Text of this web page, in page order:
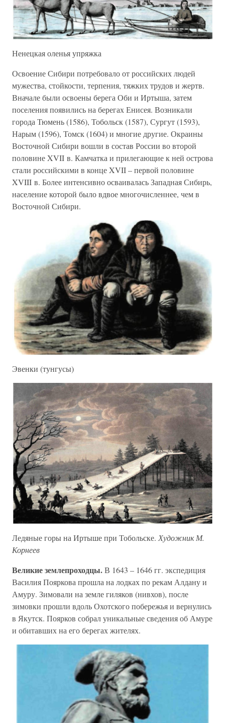
Ненецкая оленья упряжка
Освоение Сибири потребовало от российских людей
мужества, стойкости, терпения, тяжких трудов и жертв.
Вначале были освоены берега Оби и Иртыша, затем
поселения появились на берегах Енисея. Возникали
города Тюмень (1586), Тобольск (1587), Сургут (1593),
Нарым (1596), Томск (1604) и многие другие. Окраины
Восточной Сибири вошли в состав России во второй
половине XVII в. Камчатка и прилегающие к ней острова
стали российскими в конце XVII – первой половине
XVIII в. Более интенсивно осваивалась Западная Сибирь,
население которой было вдвое многочисленнее, чем в
Восточной Сибири.
Эвенки (тунгусы)
Ледяные горы на Иртыше при Тобольске.Художник М.
Корнеев
Великие землепроходцы.В 1643 – 1646 гг. экспедиция
Василия Пояркова прошла на лодках по рекам Алдану и
Амуру. Зимовали на земле гиляков (нивхов), после
зимовки прошли вдоль Охотского побережья и вернулись
в Якутск. Поярков собрал уникальные сведения об Амуре
и обитавших на его берегах жителях.